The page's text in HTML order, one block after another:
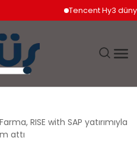
Tencent Hy3 dünya
RISE with SAP yatırımıyla
attı